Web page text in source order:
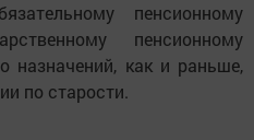
пенсионному
пенсионному
назначений, как и раньше,
по старости.